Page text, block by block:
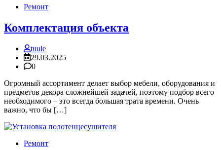
Ремонт
Комплектация объекта
tuule
29.03.2025
0
Огромный ассортимент делает выбор мебели, оборудования и
предметов декора сложнейшей задачей, поэтому подбор всего
необходимого – это всегда большая трата времени. Очень
важно, что бы […]
Ремонт